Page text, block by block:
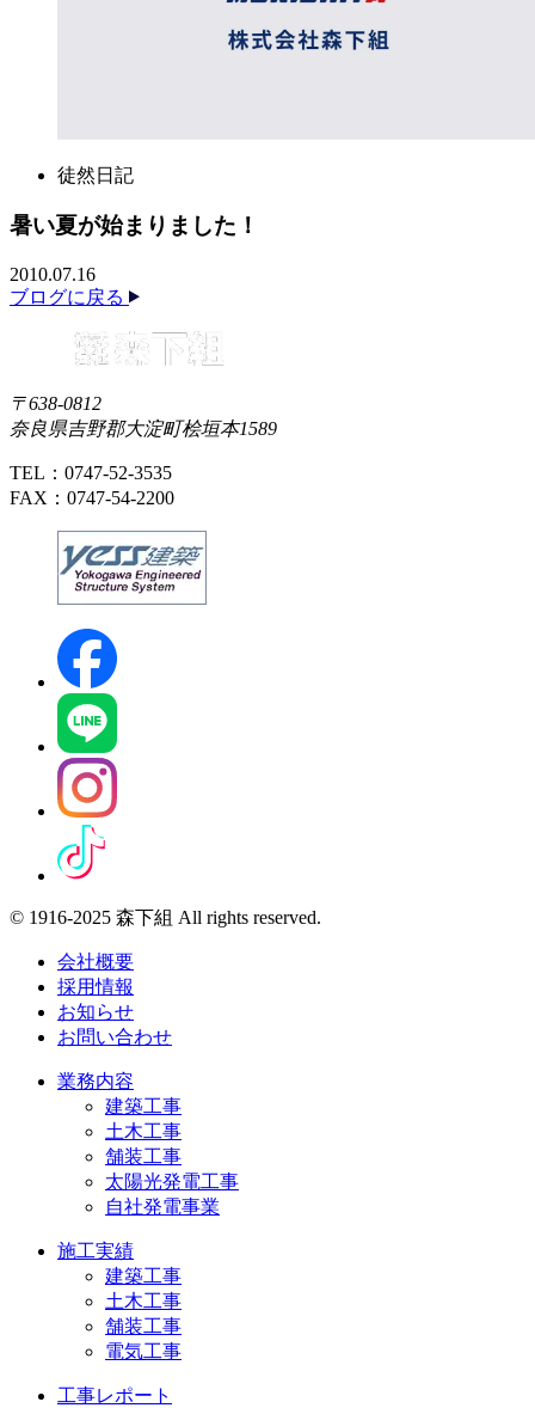
徒然日記
暑い夏が始まりました！
2010.07.16
ブログに戻る
〒638-0812
奈良県吉野郡大淀町桧垣本1589
TEL：0747-52-3535
FAX：0747-54-2200
© 1916-2025 森下組 All rights reserved.
会社概要
採用情報
お知らせ
お問い合わせ
業務内容
建築工事
土木工事
舗装工事
太陽光発電工事
自社発電事業
施工実績
建築工事
土木工事
舗装工事
電気工事
工事レポート